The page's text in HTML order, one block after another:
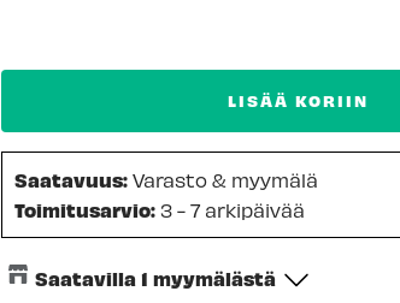
LISÄÄ KORIIN
Saatavuus:Varasto & myymälä
Toimitusarvio:3 - 7 arkipäivää
Saatavilla 1 myymälästä